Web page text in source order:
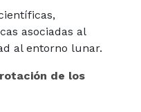
asociadas al
al entorno lunar.
de los